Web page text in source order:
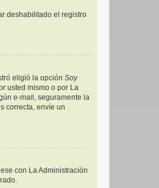
deshabilitado el registro
eligió la opción Soy
usted mismo o por La
e-mail, seguramente la
correcta, envíe un
con La Administración